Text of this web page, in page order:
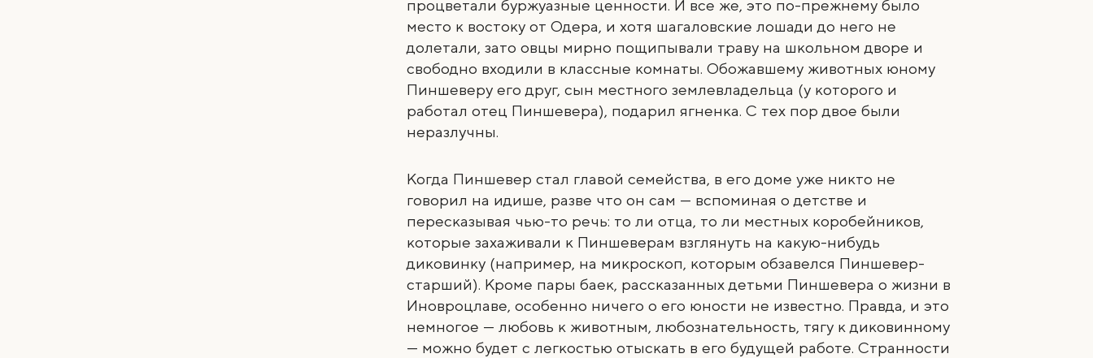
процветали буржуазные ценности. И все же, это по-прежнему было
место к востоку от Одера, и хотя шагаловские лошади до него не
долетали, зато овцы мирно пощипывали траву на школьном дворе и
свободно входили в классные комнаты. Обожавшему животных юному
Пиншеверу его друг, сын местного землевладельца (у которого и
работал отец Пиншевера), подарил ягненка. С тех пор двое были
неразлучны.
Когда Пиншевер стал главой семейства, в его доме уже никто не
говорил на идише, разве что он сам — вспоминая о детстве и
пересказывая чью-то речь: то ли отца, то ли местных коробейников,
которые захаживали к Пиншеверам взглянуть на какую-нибудь
диковинку (например, на микроскоп, которым обзавелся Пиншевер-
старший). Кроме пары баек, рассказанных детьми Пиншевера о жизни в
Иновроцлаве, особенно ничего о его юности не известно. Правда, и это
немногое — любовь к животным, любознательность, тягу к диковинному
— можно будет с легкостью отыскать в его будущей работе. Странности